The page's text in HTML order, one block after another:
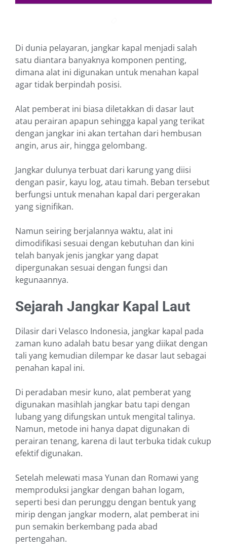
Di dunia pelayaran, jangkar kapal menjadi salah
satu diantara banyaknya komponen penting,
dimana alat ini digunakan untuk menahan kapal
agar tidak berpindah posisi.
Alat pemberat ini biasa diletakkan di dasar laut
atau perairan apapun sehingga kapal yang terikat
dengan jangkar ini akan tertahan dari hembusan
angin, arus air, hingga gelombang.
Jangkar dulunya terbuat dari karung yang diisi
dengan pasir, kayu log, atau timah. Beban tersebut
berfungsi untuk menahan kapal dari pergerakan
yang signifikan.
Namun seiring berjalannya waktu, alat ini
dimodifikasi sesuai dengan kebutuhan dan kini
telah banyak jenis jangkar yang dapat
dipergunakan sesuai dengan fungsi dan
kegunaannya.
Sejarah Jangkar Kapal Laut
Dilasir dari Velasco Indonesia, jangkar kapal pada
zaman kuno adalah batu besar yang diikat dengan
tali yang kemudian dilempar ke dasar laut sebagai
penahan kapal ini.
Di peradaban mesir kuno, alat pemberat yang
digunakan masihlah jangkar batu tapi dengan
lubang yang difungskan untuk mengital talinya.
Namun, metode ini hanya dapat digunakan di
perairan tenang, karena di laut terbuka tidak cukup
efektif digunakan.
Setelah melewati masa Yunan dan Romawi yang
memproduksi jangkar dengan bahan logam,
seperti besi dan perunggu dengan bentuk yang
mirip dengan jangkar modern, alat pemberat ini
pun semakin berkembang pada abad
pertengahan.